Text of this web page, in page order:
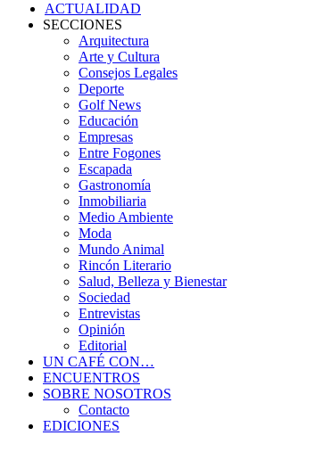
ACTUALIDAD
SECCIONES
Arquitectura
Arte y Cultura
Consejos Legales
Deporte
Golf News
Educación
Empresas
Entre Fogones
Escapada
Gastronomía
Inmobiliaria
Medio Ambiente
Moda
Mundo Animal
Rincón Literario
Salud, Belleza y Bienestar
Sociedad
Entrevistas
Opinión
Editorial
UN CAFÉ CON…
ENCUENTROS
SOBRE NOSOTROS
Contacto
EDICIONES